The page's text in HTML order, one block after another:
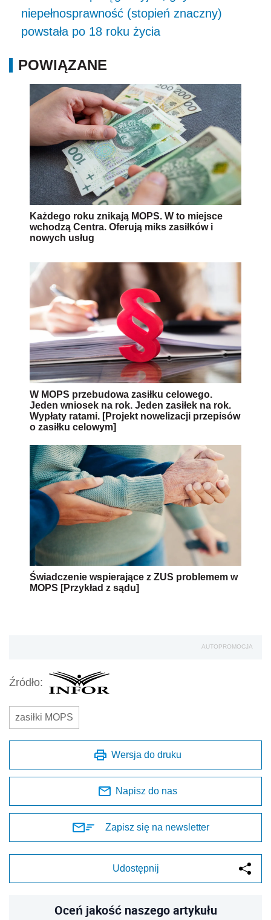
niepełnosprawność (stopień znaczny)
powstała po 18 roku życia
POWIĄZANE
Każdego roku znikają MOPS. W to miejsce
wchodzą Centra. Oferują miks zasiłków i
nowych usług
W MOPS przebudowa zasiłku celowego.
Jeden wniosek na rok. Jeden zasiłek na rok.
Wypłaty ratami. [Projekt nowelizacji przepisów
o zasiłku celowym]
Świadczenie wspierające z ZUS problemem w
MOPS [Przykład z sądu]
AUTOPROMOCJA
Źródło:
zasiłki MOPS
Wersja do druku
Napisz do nas
Zapisz się na newsletter
Udostępnij
Oceń jakość naszego artykułu